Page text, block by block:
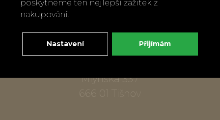
info@bylobylibo.cz
Setkejme se:
Mlýnská 337
666 01 Tišnov
poskytneme ten nejlepší zážitek z
nakupování.
Nastavení Přijímám